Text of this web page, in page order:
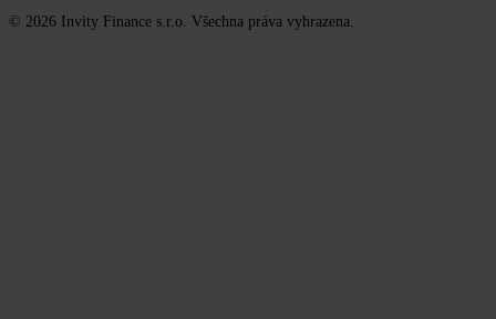
© 2026 Invity Finance s.r.o. Všechna práva vyhrazena.